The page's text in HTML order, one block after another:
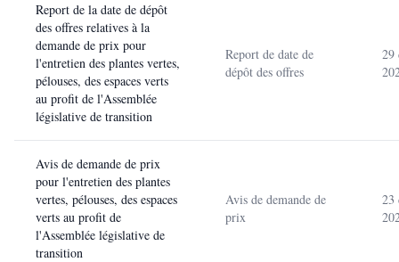
Report de la date de dépôt
des offres relatives à la
demande de prix pour
l'entretien des plantes vertes,
pélouses, des espaces verts
au profit de l'Assemblée
législative de transition
Report de date de
dépôt des offres
29
Avis de demande de prix
pour l'entretien des plantes
vertes, pélouses, des espaces
verts au profit de
l'Assemblée législative de
transition
Avis de demande de
prix
23